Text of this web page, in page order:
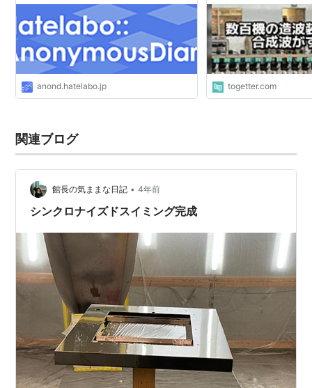
anond.hatelabo.jp togetter.com
関連ブログ
館長の気ままな日記 • 4年前
シンクロナイズドスイミング完成